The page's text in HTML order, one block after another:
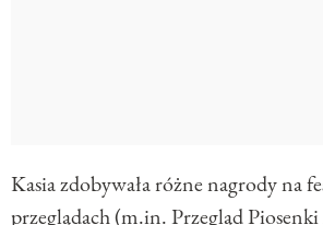
Kasia zdobywała różne nagrody na
przeglądach (m.in. Przegląd